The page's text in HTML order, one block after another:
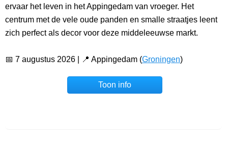
ervaar het leven in het Appingedam van vroeger. Het
centrum met de vele oude panden en smalle straatjes leent
zich perfect als decor voor deze middeleeuwse markt.
📅 7 augustus 2026 | 📍 Appingedam (Groningen)
Toon info